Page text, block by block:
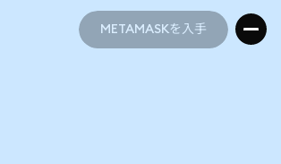
METAMASKを入手